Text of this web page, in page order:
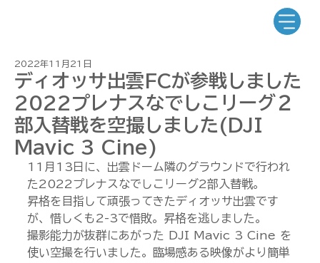
ディオッサ出雲FCが参戦しました
2022プレナスなでしこリーグ２
部入替戦を空撮しました(DJI
Mavic 3 Cine)
2022年11月21日
11月13日に、出雲ドーム隣のグラウンドで行われ
た2022プレナスなでしこリーグ2部入替戦。
昇格を目指して頑張ってきたディオッサ出雲です
が、惜しくも2-3で惜敗。昇格を逃しました。
撮影能力が抜群にあがった DJI Mavic 3 Cine を
使い空撮を行いました。臨場感ある映像がより簡単